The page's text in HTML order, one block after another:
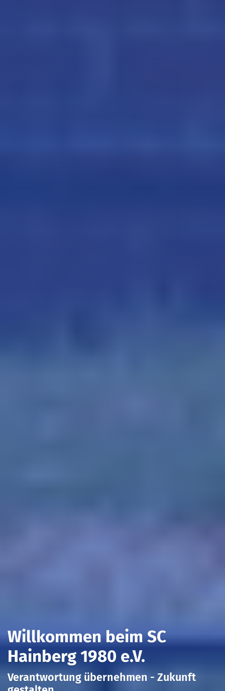
Willkommen beim SC
Hainberg 1980 e.V.
Verantwortung übernehmen - Zukunft